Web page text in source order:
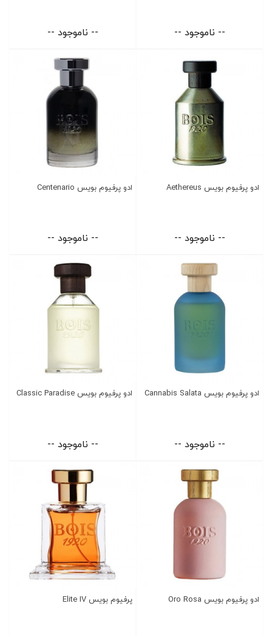
-- ناموجود -- -- ناموجود --
ادو پرفیوم بویس Aethereus
-- ناموجود --
ادو پرفیوم بویس Centenario
-- ناموجود --
ادو پرفیوم بویس Cannabis Salata
-- ناموجود --
ادو پرفیوم بویس Classic Paradise
-- ناموجود --
ادو پرفیوم بویس Oro Rosa پرفیوم بویس Elite IV